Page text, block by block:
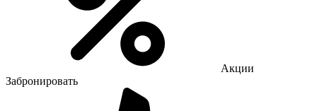
Акции
Забронировать